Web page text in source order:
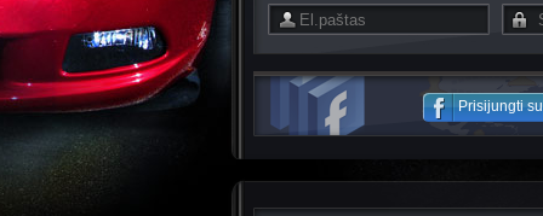
Prisijungti